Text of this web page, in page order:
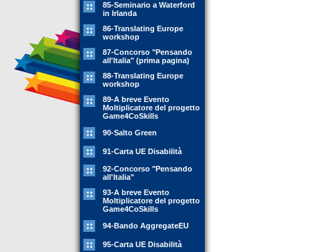
85-Seminario a Waterford
in Irlanda
86-Translating Europe
workshop
87-Concorso "Pensando
all'Italia" (prima pagina)
88-Translating Europe
workshop
89-A breve Evento
Moltiplicatore del progetto
Game4CoSkills
90-Salto Green
91-Carta UE Disabilità
92-Concorso "Pensando
all'Italia"
93-A breve Evento
Moltiplicatore del progetto
Game4CoSkills
94-Bando AggregateEU
95-Carta UE Disabilità